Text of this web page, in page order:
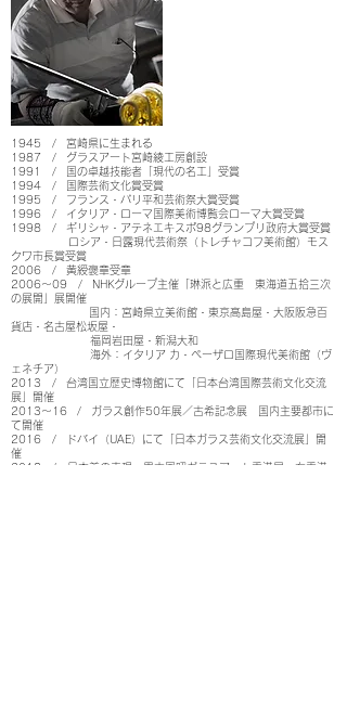
1945 / 宮崎県に生まれる
1987 / グラスアート宮崎綾工房創設
1991 / 国の卓越技能者「現代の名工」受賞
1994 / 国際芸術文化賞受賞
1995 / フランス・パリ平和芸術祭大賞受賞
1996 / イタリア・ローマ国際美術博覧会ローマ大賞受賞
1998 / ギリシャ・アテネエキスポ98グランプリ政府大賞受賞
ロシア・日露現代芸術祭（トレチャコフ美術館）モス
クワ市長賞受賞
2006 / 黄綬褒章受章
2006〜09 / NHKグループ主催「琳派と広重 東海道五拾三次
の展開」展開催
国内：宮崎県立美術館・東京高島屋・大阪阪急百
貨店・名古屋松坂屋・
福岡岩田屋・新潟大和
海外：イタリア カ・ペーザロ国際現代美術館（ヴ
ェネチア）
2013 / 台湾国立歴史博物館にて「日本台湾国際芸術文化交流
展」開催
2013〜16 / ガラス創作50年展／古希記念展 国内主要都市に
て開催
2016 / ドバイ（UAE）にて「日本ガラス芸術文化交流展」開
催
2018 / 日本美の表現 黒木国昭ガラスアート香港展 在香港